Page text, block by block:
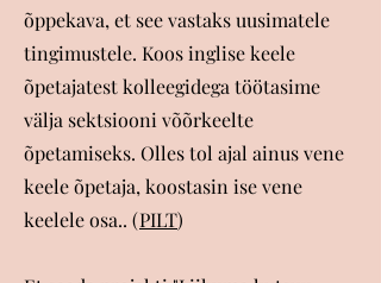
õppekava, et see vastaks uusimatele
tingimustele. Koos inglise keele
õpetajatest kolleegidega töötasime
välja sektsiooni võõrkeelte
õpetamiseks. Olles tol ajal ainus vene
keele õpetaja, koostasin ise vene
keelele osa.. (PILT)